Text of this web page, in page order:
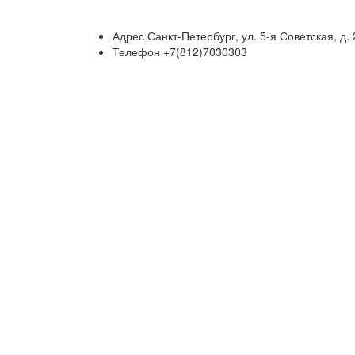
Адрес Санкт-Петербург, ул. 5-я Советская, д.
Телефон +7(812)7030303